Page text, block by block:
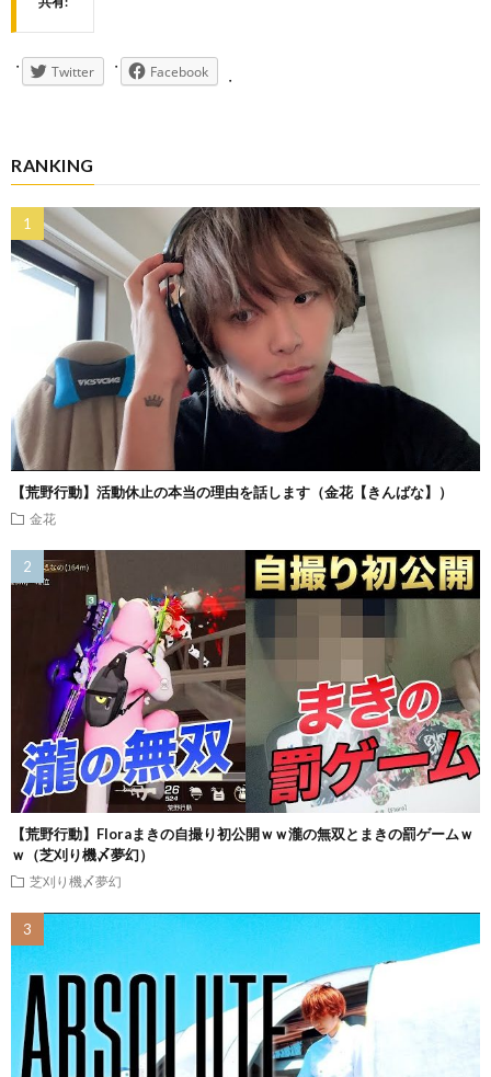
Twitter Facebook
RANKING
【荒野行動】活動休止の本当の理由を話します（金花【きんばな】）
金花
【荒野行動】Floraまきの自撮り初公開ｗｗ瀧の無双とまきの罰ゲームｗ
ｗ（芝刈り機〆夢幻）
芝刈り機〆夢幻